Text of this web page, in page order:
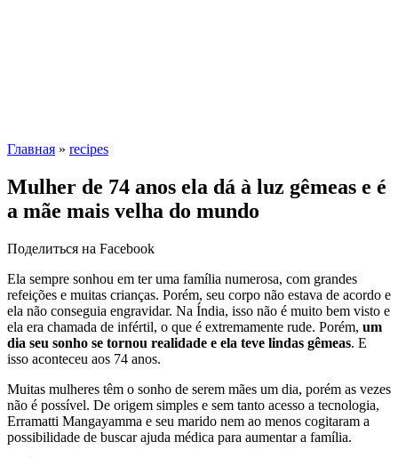
Главная » recipes
Mulher de 74 anos ela dá à luz gêmeas e é
a mãe mais velha do mundo
Поделиться на Facebook
Ela sempre sonhou em ter uma família numerosa, com grandes
refeições e muitas crianças. Porém, seu corpo não estava de acordo e
ela não conseguia engravidar. Na Índia, isso não é muito bem visto e
ela era chamada de infértil, o que é extremamente rude. Porém, um
dia seu sonho se tornou realidade e ela teve lindas gêmeas. E
isso aconteceu aos 74 anos.
Muitas mulheres têm o sonho de serem mães um dia, porém as vezes
não é possível. De origem simples e sem tanto acesso a tecnologia,
Erramatti Mangayamma e seu marido nem ao menos cogitaram a
possibilidade de buscar ajuda médica para aumentar a família.